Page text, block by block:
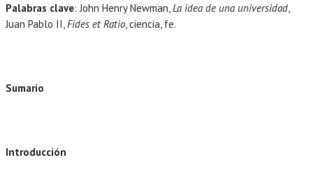
Palabras clave: John Henry Newman, La idea de una universidad
Juan Pablo II, Fides et Ratio , ciencia, fe.
Sumario
Introducción